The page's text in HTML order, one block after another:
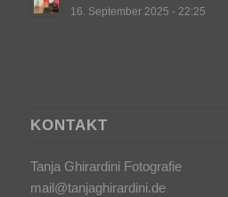
16. September 2025 - 22:25
KONTAKT
Tanja Ghirardini Fotografie
mail@tanjaghirardini.de